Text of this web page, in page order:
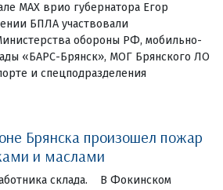
МАХ врио губернатора Егор
БПЛА участвовали
обороны РФ, мобильно-
«БАРС-Брянск», МОГ Брянского ЛО
и спецподразделения
Брянска произошел пожар
и маслами
склада. В Фокинском